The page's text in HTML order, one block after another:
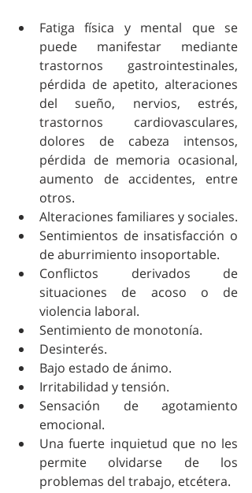
Fatiga física y mental que se
puede manifestar mediante
trastornos gastrointestinales,
pérdida de apetito, alteraciones
del sueño, nervios, estrés,
trastornos cardiovasculares,
dolores de cabeza intensos,
pérdida de memoria ocasional,
aumento de accidentes, entre
otros.
Sentimientos de insatisfacción o
de aburrimiento insoportable.
Conflictos derivados de
situaciones de acoso o de
violencia laboral.
Sentimiento de monotonía.
Desinterés.
Bajo estado de ánimo.
Irritabilidad y tensión.
Sensación de agotamiento
emocional.
Una fuerte inquietud que no les
permite olvidarse de los
problemas del trabajo, etcétera.